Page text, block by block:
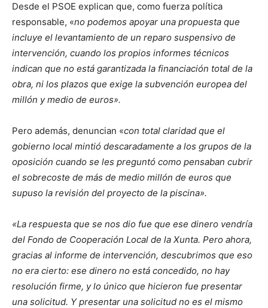
Desde el PSOE explican que, como fuerza política
responsable, «no podemos apoyar una propuesta que
incluye el levantamiento de un reparo suspensivo de
intervención, cuando los propios informes técnicos
indican que no está garantizada la financiación total de la
obra, ni los plazos que exige la subvención europea del
millón y medio de euros».
Pero además, denuncian «con total claridad que el
gobierno local mintió descaradamente a los grupos de la
oposición cuando se les preguntó como pensaban cubrir
el sobrecoste de más de medio millón de euros que
supuso la revisión del proyecto de la piscina».
«La respuesta que se nos dio fue que ese dinero vendría
del Fondo de Cooperación Local de la Xunta. Pero ahora,
gracias al informe de intervención, descubrimos que eso
no era cierto: ese dinero no está concedido, no hay
resolución firme, y lo único que hicieron fue presentar
una solicitud. Y presentar una solicitud no es el mismo